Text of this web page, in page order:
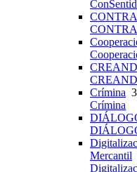
Crímina
Crímina
Mercantil